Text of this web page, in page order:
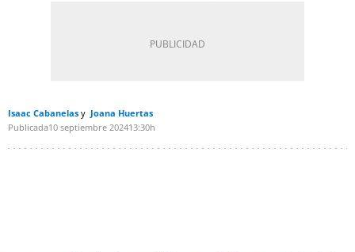
Isaac Cabanelas
Joana Huertas
Publicada10 septiembre 202413:30h